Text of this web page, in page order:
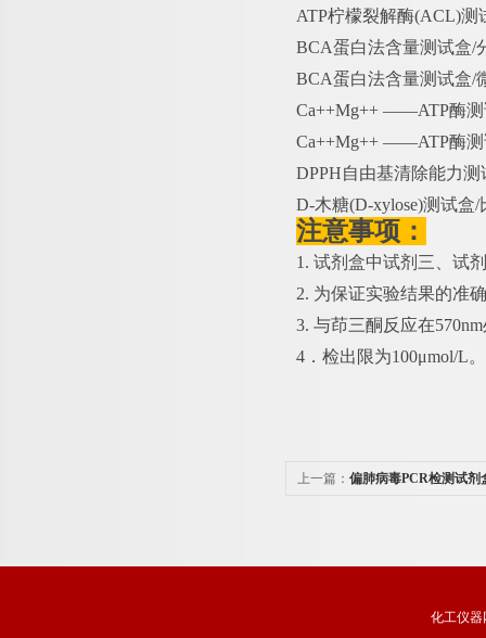
ATP柠檬裂解酶(ACL)测
BCA蛋白法含量测试盒/
BCA蛋白法含量测试盒/
Ca++Mg++ ——ATP酶测
Ca++Mg++ ——ATP酶测
DPPH自由基清除能力测
D-木糖(D-xylose)测试盒/
注意事项：
1. 试剂盒中试剂三、试
2. 为保证实验结果的准
3. 与茚三酮反应在
4．检出限为100μmol/L。
上一篇： 偏肺病毒PCR检测试剂
化工仪器